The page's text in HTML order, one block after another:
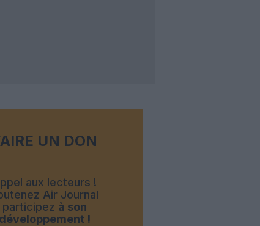
UN DON
aux lecteurs !
Air Journal
participez à son
développement !